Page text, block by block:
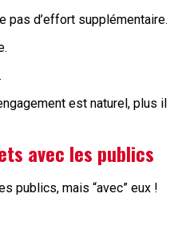
pas d’effort supplémentaire.
est naturel, plus il
avec les publics
publics, mais “avec” eux !